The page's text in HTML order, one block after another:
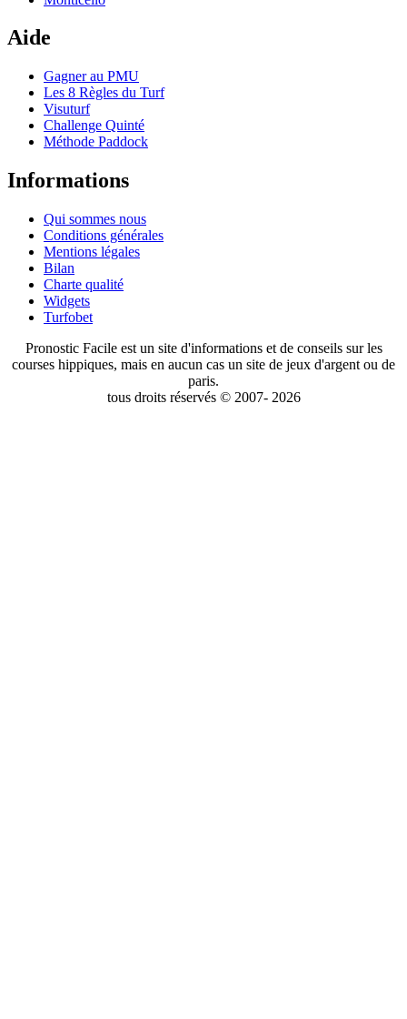
Aide
Gagner au PMU
Les 8 Règles du Turf
Visuturf
Challenge Quinté
Méthode Paddock
Informations
Qui sommes nous
Conditions générales
Mentions légales
Bilan
Charte qualité
Widgets
Turfobet
Pronostic Facile est un site d'informations et de conseils sur les
courses hippiques, mais en aucun cas un site de jeux d'argent ou de
paris.
tous droits réservés © 2007- 2026